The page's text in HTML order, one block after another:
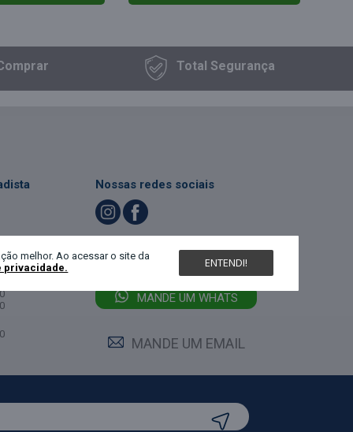
Total Segurança
melhor. Ao acessar o site da
privacidade.
ENTENDI!
Nossas redes sociais
LIGUE (47) 3467-5540
MANDE UM WHATS
MANDE UM EMAIL